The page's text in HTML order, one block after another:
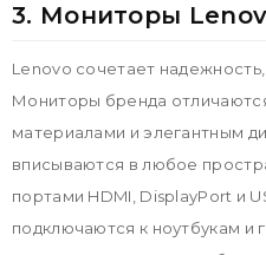
3. Мониторы
Lenovo сочетает надежность,
Мониторы бренда
материалами и элегантным
вписываются в любое
портами HDMI, DisplayPort и
подключаются к ноутбукам и